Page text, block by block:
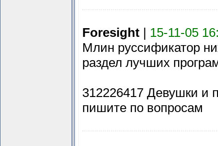
Foresight| 15-11-05
Млин руссификатор
раздел лучших
312226417 Девушки и
пишите по вопросам